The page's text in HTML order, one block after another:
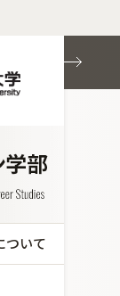
ついて